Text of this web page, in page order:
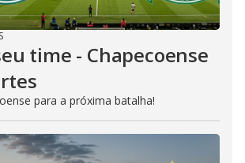
time - Chapecoense
para a próxima batalha!